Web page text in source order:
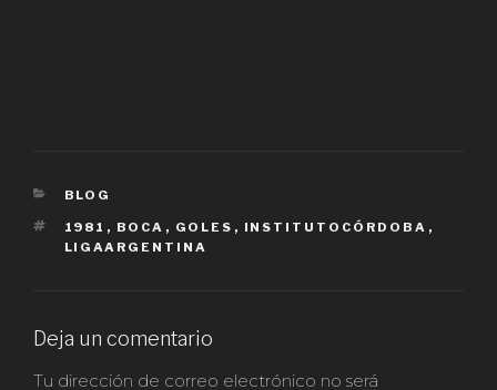
CATEGORÍAS
BLOG
ETIQUETAS
1981 , BOCA , GOLES , INSTITUTOCÓRDOBA ,
LIGAARGENTINA
Deja un comentario
Tu dirección de correo electrónico no será